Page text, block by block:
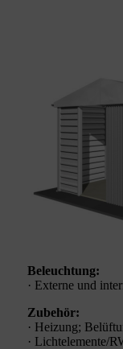
Beleuchtung:
· Externe und
Zubehör:
· Heizung;
· Lichtelemente/